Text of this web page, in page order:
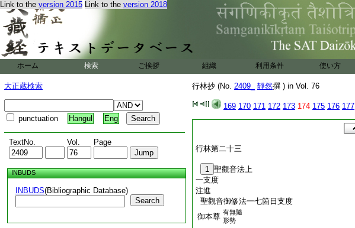
Link to the version 2015 Link to the version 2018
ホーム 検索 ご挨拶 組織 利用条件 使い方
大正蔵検索
punctuation Hangul Eng
TextNo. Vol. Page
INBUDS
INBUDS(Bibliographic Database)
Search
行林抄 (No. 2409_ 靜然撰 ) in Vol. 76
169 170 171 172 173 174 175 176 177
行林第二十三
1 聖觀音法上
一支度
注進
聖觀音御修法一七箇日支度
御本尊 有無隨
形勢